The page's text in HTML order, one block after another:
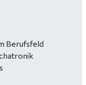
Berufsfeld